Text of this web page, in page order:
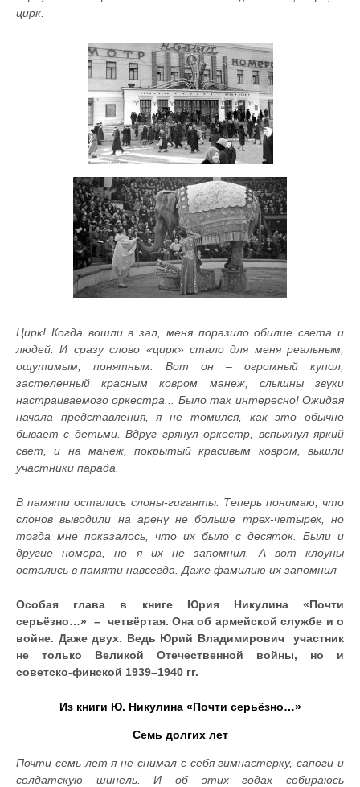
цирк.
Цирк! Когда вошли в зал, меня поразило обилие света и
людей. И сразу слово «цирк» стало для меня реальным,
ощутимым, понятным. Вот он – огромный купол,
застеленный красным ковром манеж, слышны звуки
настраиваемого оркестра... Было так интересно! Ожидая
начала представления, я не томился, как это обычно
бывает с детьми. Вдруг грянул оркестр, вспыхнул яркий
свет, и на манеж, покрытый красивым ковром, вышли
участники парада.
В памяти остались слоны-гиганты. Теперь понимаю, что
слонов выводили на арену не больше трех-четырех, но
тогда мне показалось, что их было с десяток. Были и
другие номера, но я их не запомнил. А вот клоуны
остались в памяти навсегда. Даже фамилию их запомнил
Особая глава в книге Юрия Никулина «Почти
серьёзно…» – четвёртая. Она об армейской службе и о
войне. Даже двух. Ведь Юрий Владимирович участник
не только Великой Отечественной войны, но и
советско-финской 1939–1940 гг.
Из книги Ю. Никулина «Почти серьёзно…»
Семь долгих лет
Почти семь лет я не снимал с себя гимнастерку, сапоги и
солдатскую шинель. И об этих годах собираюсь